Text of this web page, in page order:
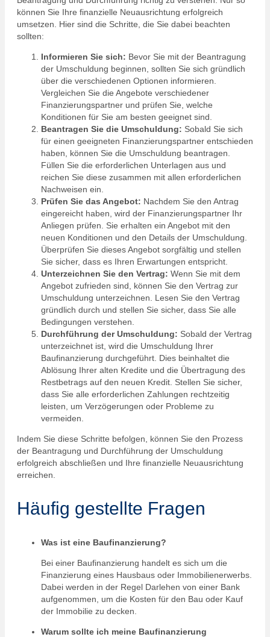
können Sie Ihre finanzielle Neuausrichtung erfolgreich
umsetzen. Hier sind die Schritte, die Sie dabei beachten
sollten:
Informieren Sie sich: Bevor Sie mit der Beantragung
der Umschuldung beginnen, sollten Sie sich gründlich
über die verschiedenen Optionen informieren.
Vergleichen Sie die Angebote verschiedener
Finanzierungspartner und prüfen Sie, welche
Konditionen für Sie am besten geeignet sind.
Beantragen Sie die Umschuldung: Sobald Sie sich
für einen geeigneten Finanzierungspartner entschieden
haben, können Sie die Umschuldung beantragen.
Füllen Sie die erforderlichen Unterlagen aus und
reichen Sie diese zusammen mit allen erforderlichen
Nachweisen ein.
Prüfen Sie das Angebot: Nachdem Sie den Antrag
eingereicht haben, wird der Finanzierungspartner Ihr
Anliegen prüfen. Sie erhalten ein Angebot mit den
neuen Konditionen und den Details der Umschuldung.
Überprüfen Sie dieses Angebot sorgfältig und stellen
Sie sicher, dass es Ihren Erwartungen entspricht.
Unterzeichnen Sie den Vertrag: Wenn Sie mit dem
Angebot zufrieden sind, können Sie den Vertrag zur
Umschuldung unterzeichnen. Lesen Sie den Vertrag
gründlich durch und stellen Sie sicher, dass Sie alle
Bedingungen verstehen.
Durchführung der Umschuldung: Sobald der Vertrag
unterzeichnet ist, wird die Umschuldung Ihrer
Baufinanzierung durchgeführt. Dies beinhaltet die
Ablösung Ihrer alten Kredite und die Übertragung des
Restbetrags auf den neuen Kredit. Stellen Sie sicher,
dass Sie alle erforderlichen Zahlungen rechtzeitig
leisten, um Verzögerungen oder Probleme zu
vermeiden.
Indem Sie diese Schritte befolgen, können Sie den Prozess
der Beantragung und Durchführung der Umschuldung
erfolgreich abschließen und Ihre finanzielle Neuausrichtung
erreichen.
Häufig gestellte Fragen
Was ist eine Baufinanzierung?
Bei einer Baufinanzierung handelt es sich um die
Finanzierung eines Hausbaus oder Immobilienerwerbs.
Dabei werden in der Regel Darlehen von einer Bank
aufgenommen, um die Kosten für den Bau oder Kauf
der Immobilie zu decken.
Warum sollte ich meine Baufinanzierung